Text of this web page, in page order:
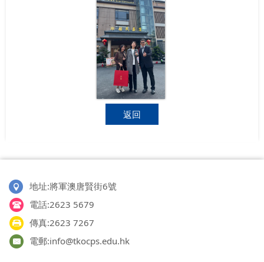
返回
地址:將軍澳唐賢街6號
電話:2623 5679
傳真:2623 7267
電郵:info@tkocps.edu.hk